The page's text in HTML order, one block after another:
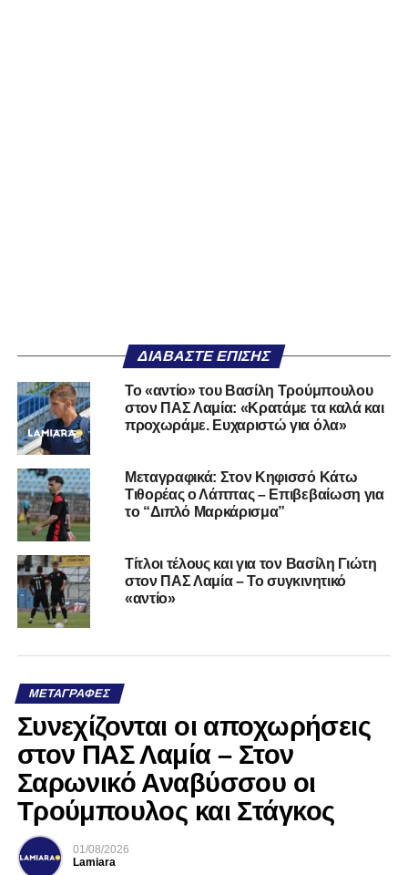
ΔΙΑΒΆΣΤΕ ΕΠΊΣΗΣ
Το «αντίο» του Βασίλη Τρούμπουλου
στον ΠΑΣ Λαμία: «Κρατάμε τα καλά και
προχωράμε. Ευχαριστώ για όλα»
Μεταγραφικά: Στον Κηφισσό Κάτω
Τιθορέας ο Λάππας – Επιβεβαίωση για
το “Διπλό Μαρκάρισμα”
Τίτλοι τέλους και για τον Βασίλη Γιώτη
στον ΠΑΣ Λαμία – Το συγκινητικό
«αντίο»
ΜΕΤΑΓΡΑΦΈΣ
Συνεχίζονται οι αποχωρήσεις
στον ΠΑΣ Λαμία – Στον
Σαρωνικό Αναβύσσου οι
Τρούμπουλος και Στάγκος
01/08/2026
Lamiara